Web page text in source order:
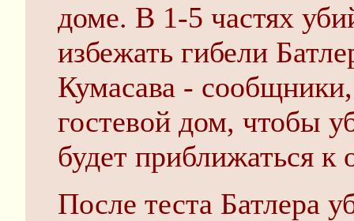
доме. В 1-5 частях
избежать гибели
Кумасава -
гостевой дом, чтобы
будет приближаться к
После теста Батлера